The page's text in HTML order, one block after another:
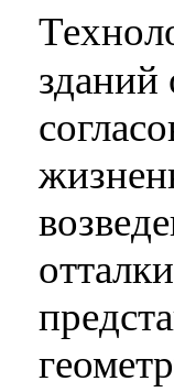
зданий